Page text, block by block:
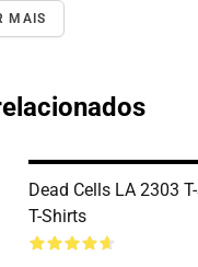
MAIS
Dead Cells LA 2303
T-Shirts